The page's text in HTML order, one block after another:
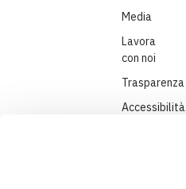
Media
Lavora
con noi
Trasparenza
Accessibilità